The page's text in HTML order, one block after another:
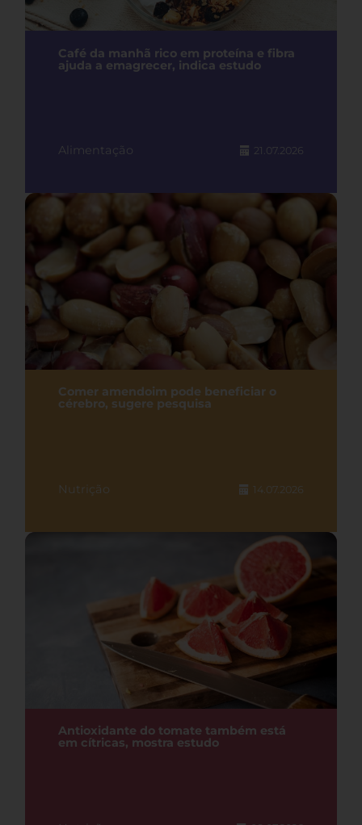
Café da manhã rico em proteína e fibra
ajuda a emagrecer, indica estudo
Alimentação 21.07.2026
Comer amendoim pode beneficiar o
cérebro, sugere pesquisa
Nutrição 14.07.2026
Antioxidante do tomate também está
em cítricas, mostra estudo